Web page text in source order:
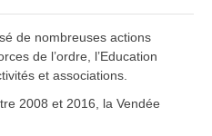
de nombreuses actions
de l’ordre, l’Education
et associations.
2008 et 2016, la Vendée